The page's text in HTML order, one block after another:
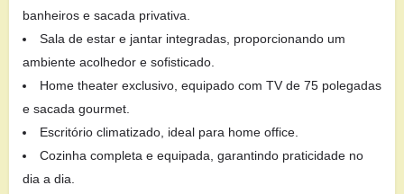
banheiros e sacada privativa.
Sala de estar e jantar integradas, proporcionando um
ambiente acolhedor e sofisticado.
Home theater exclusivo, equipado com TV de 75 polegadas
e sacada gourmet.
Escritório climatizado, ideal para home office.
Cozinha completa e equipada, garantindo praticidade no
dia a dia.